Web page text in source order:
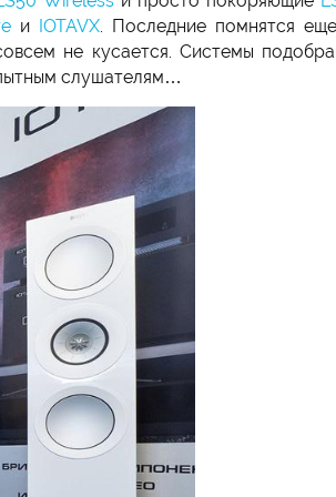
и IOTAVX. Последние помнятся
не кусается. Системы
слушателям…